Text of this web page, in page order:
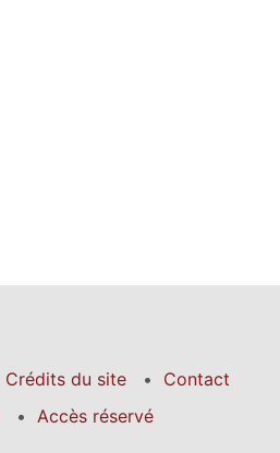
Crédits du site
Contact
Accès réservé